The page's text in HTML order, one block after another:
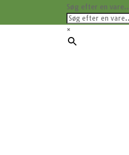
Søg efter en vare..
×